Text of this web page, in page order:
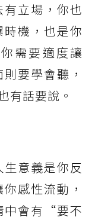
立場，你也
機，也是你
需要適度讓
要學會聽，
有話要說。
意義是你反
感性流動，
中會有“要不